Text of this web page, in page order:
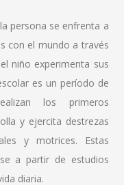
persona se enfrenta a
con el mundo a través
niño experimenta sus
es un período de
los primeros
y ejercita destrezas
y motrices. Estas
a partir de estudios
diaria.